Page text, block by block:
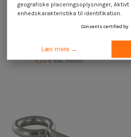
stål A2
4,25 €inkl. moms
geografiske placeringsoplysninger, Aktivt
enhedskarakteristika til identifikation.
Consents certified by
Læs mere →